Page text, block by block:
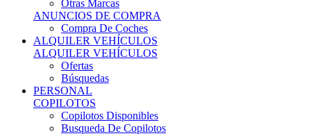
Compra De Coches
ALQUILER VEHÍCULOS
ALQUILER VEHÍCULOS
Ofertas
Búsquedas
PERSONAL
COPILOTOS
Copilotos Disponibles
Busqueda De Copilotos
MECANICOS